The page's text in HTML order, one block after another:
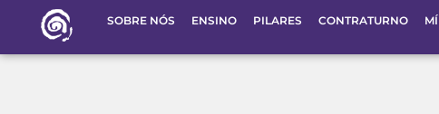
SOBRE NÓS ENSINO PILARES CONTRATURNO